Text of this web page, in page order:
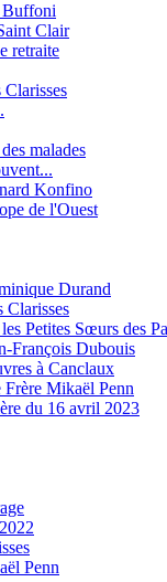
Buffoni
Clair
retraite
malades
Konfino
de l'Ouest
Durand
Clarisses
Petites Sœurs des
François Dubouis
à Canclaux
Frère Mikaël Penn
du 16 avril 2023
Penn